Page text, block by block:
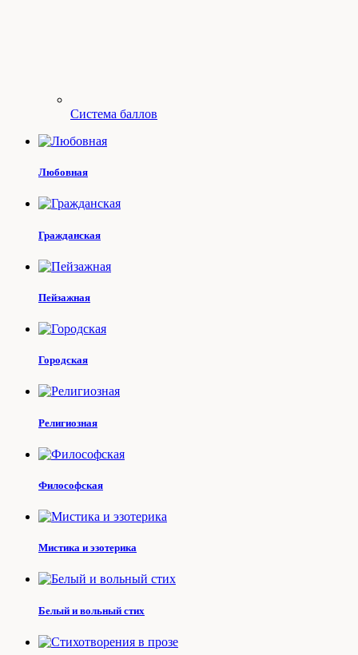
Система баллов
Любовная
Гражданская
Пейзажная
Городская
Религиозная
Философская
Мистика и эзотерика
Белый и вольный стих